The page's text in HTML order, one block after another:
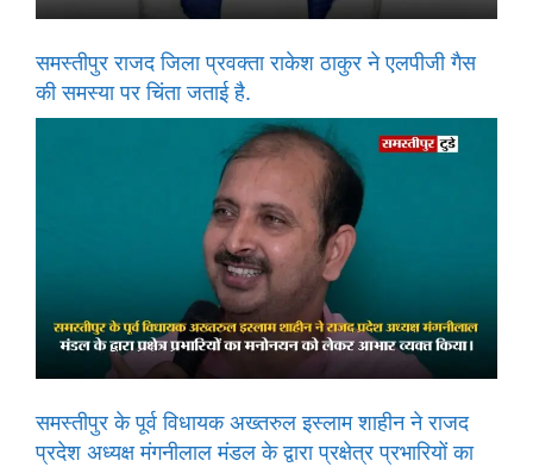
समस्तीपुर राजद जिला प्रवक्ता राकेश ठाकुर ने एलपीजी गैस
की समस्या पर चिंता जताई है.
समस्तीपुर के पूर्व विधायक अख्तरुल इस्लाम शाहीन ने राजद
प्रदेश अध्यक्ष मंगनीलाल मंडल के द्वारा प्रक्षेत्र प्रभारियों का